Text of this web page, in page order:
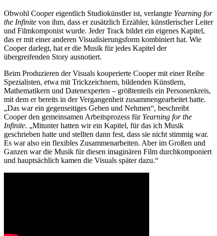
Obwohl Cooper eigentlich Studiokünstler ist, verlangte Yearning for
the Infinite von ihm, dass er zusätzlich Erzähler, künstlerischer Leiter
und Filmkomponist wurde. Jeder Track bildet ein eigenes Kapitel,
das er mit einer anderen Visualisierungsform kombiniert hat. Wie
Cooper darlegt, hat er die Musik für jedes Kapitel der
übergreifenden Story ausnotiert.
Beim Produzieren der Visuals kooperierte Cooper mit einer Reihe
Spezialisten, etwa mit Trickzeichnern, bildenden Künstlern,
Mathematikern und Datenexperten – größtenteils ein Personenkreis,
mit dem er bereits in der Vergangenheit zusammengearbeitet hatte.
„Das war ein gegenseitiges Geben und Nehmen“, beschreibt
Cooper den gemeinsamen Arbeitsprozess für Yearning for the
Infinite. „Mitunter hatten wir ein Kapitel, für das ich Musik
geschrieben hatte und stellten dann fest, dass sie nicht stimmig war.
Es war also ein flexibles Zusammenarbeiten. Aber im Großen und
Ganzen war die Musik für diesen imaginären Film durchkomponiert
und hauptsächlich kamen die Visuals später dazu.“